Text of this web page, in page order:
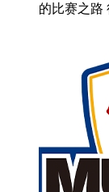
的比赛之